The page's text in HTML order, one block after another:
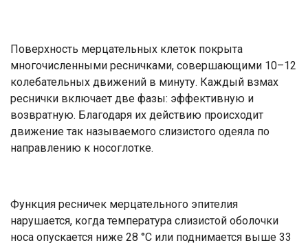
Поверхность мерцательных клеток покрыта
многочисленными ресничками, совершающими 10–12
колебательных движений в минуту. Каждый взмах
реснички включает две фазы: эффективную и
возвратную. Благодаря их действию происходит
движение так называемого слизистого одеяла по
направлению к носоглотке.
Функция ресничек мерцательного эпителия
нарушается, когда температура слизистой оболочки
носа опускается ниже 28 °С или поднимается выше 33